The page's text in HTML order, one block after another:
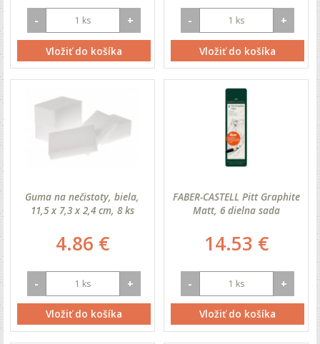
- +
Vložiť do košíka
- +
Vložiť do košíka
Guma na nečistoty, biela,
11,5 x 7,3 x 2,4 cm, 8 ks
4.86 €
- +
Vložiť do košíka
FABER-CASTELL Pitt Graphite
Matt, 6 dielna sada
14.53 €
- +
Vložiť do košíka